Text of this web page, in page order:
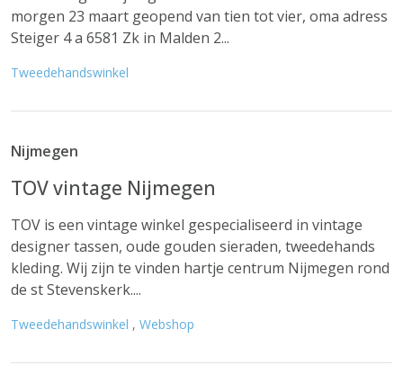
morgen 23 maart geopend van tien tot vier, oma adress
Steiger 4 a 6581 Zk in Malden 2...
Tweedehandswinkel
Nijmegen
TOV vintage Nijmegen
TOV is een vintage winkel gespecialiseerd in vintage
designer tassen, oude gouden sieraden, tweedehands
kleding. Wij zijn te vinden hartje centrum Nijmegen rond
de st Stevenskerk....
Tweedehandswinkel , Webshop